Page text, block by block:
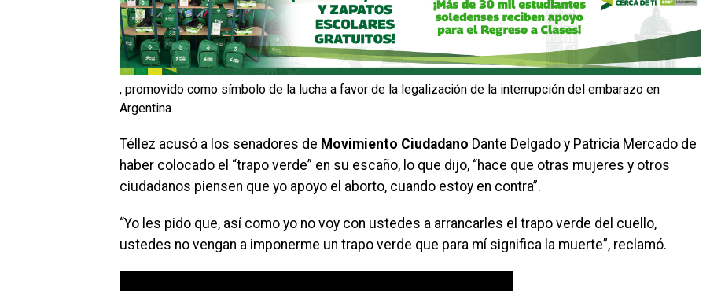
, promovido como símbolo de la lucha a favor de la legalización de la interrupción del embarazo en
Argentina.
Téllez acusó a los senadores de Movimiento Ciudadano Dante Delgado y Patricia Mercado de
haber colocado el “trapo verde” en su escaño, lo que dijo, “hace que otras mujeres y otros
ciudadanos piensen que yo apoyo el aborto, cuando estoy en contra”.
“Yo les pido que, así como yo no voy con ustedes a arrancarles el trapo verde del cuello,
ustedes no vengan a imponerme un trapo verde que para mí significa la muerte”, reclamó.